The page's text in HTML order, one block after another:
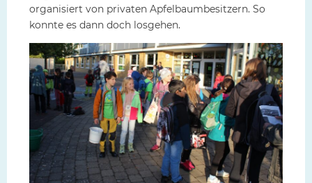
organisiert von privaten Apfelbaumbesitzern. So
konnte es dann doch losgehen.